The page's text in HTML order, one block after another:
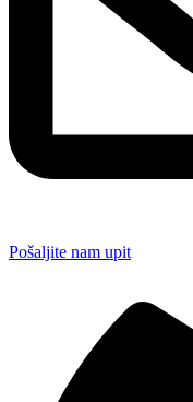
Pošaljite nam upit